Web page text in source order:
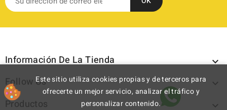
Información De La Tienda 
Follow Us 
Productos 
Este sitio utiliza cookies propias y de terceros para
ofrecerte un mejor servicio, analizar el tráfico y
personalizar contenido.